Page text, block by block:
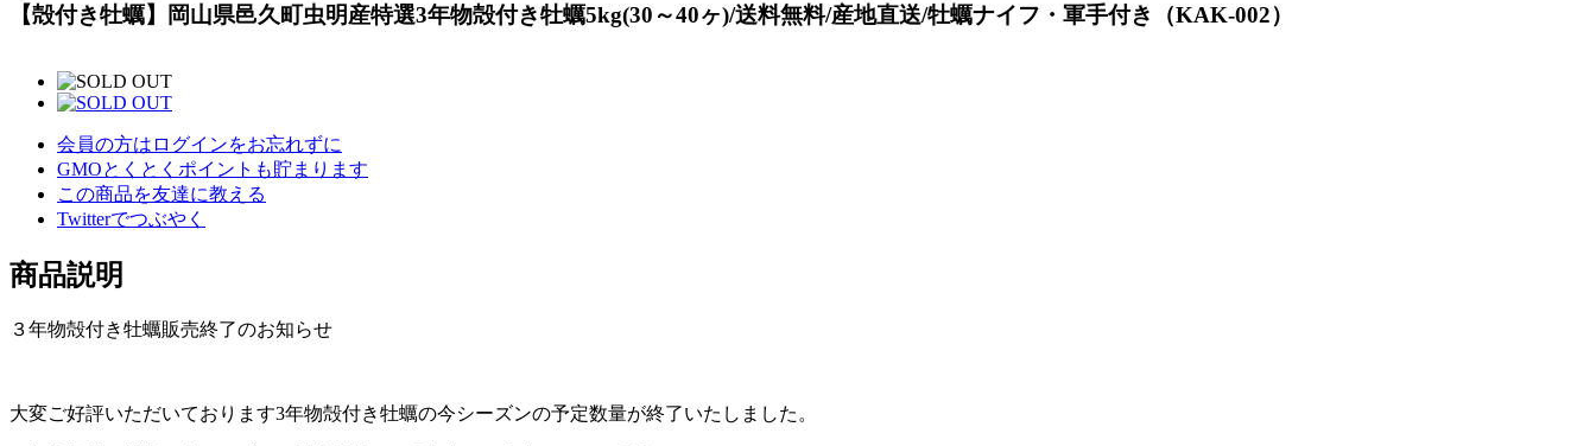
【殻付き牡蠣】岡山県邑久町虫明産特選3年物殻付き牡蠣5kg(30～40ヶ)/送料無料/産地直送/牡蠣ナイフ・軍手付き（KAK-002）
会員の方はログインをお忘れずに
GMOとくとくポイントも貯まります
この商品を友達に教える
Twitterでつぶやく
商品説明
３年物殻付き牡蠣販売終了のお知らせ
大変ご好評いただいております3年物殻付き牡蠣の今シーズンの予定数量が終了いたしました。